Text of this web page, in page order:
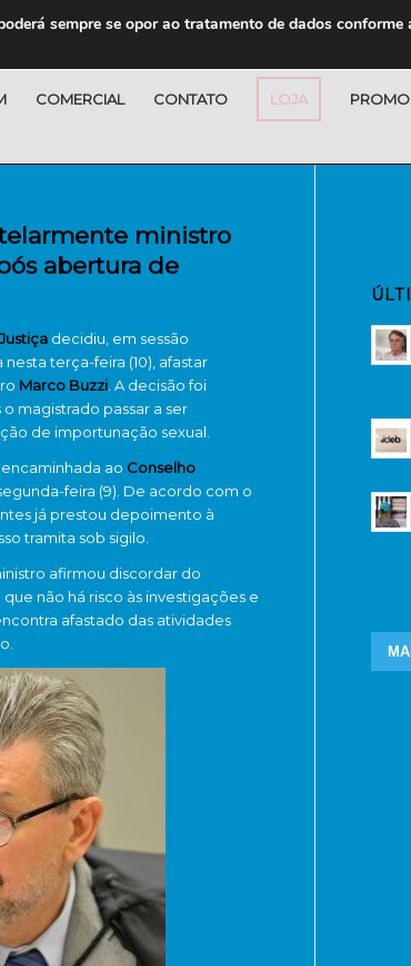
COMERCIAL CONTATO LOJA
ministro
abertura de
decidiu, em sessão
terça-feira (10), afastar
Marco Buzzi . A decisão foi
magistrado passar a ser
de importunação sexual.
ao Conselho
feira (9). De acordo com o
já prestou depoimento à
tramita sob sigilo.
afirmou discordar do
não há risco às investigações e
afastado das atividades
sempre se opor ao tratamento de dados